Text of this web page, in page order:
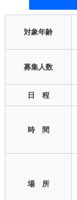
対象年齢
募集人数
日 程
時 間
場 所